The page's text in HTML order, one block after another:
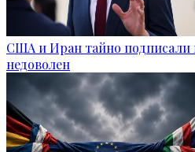
США и Иран тайно
недоволен